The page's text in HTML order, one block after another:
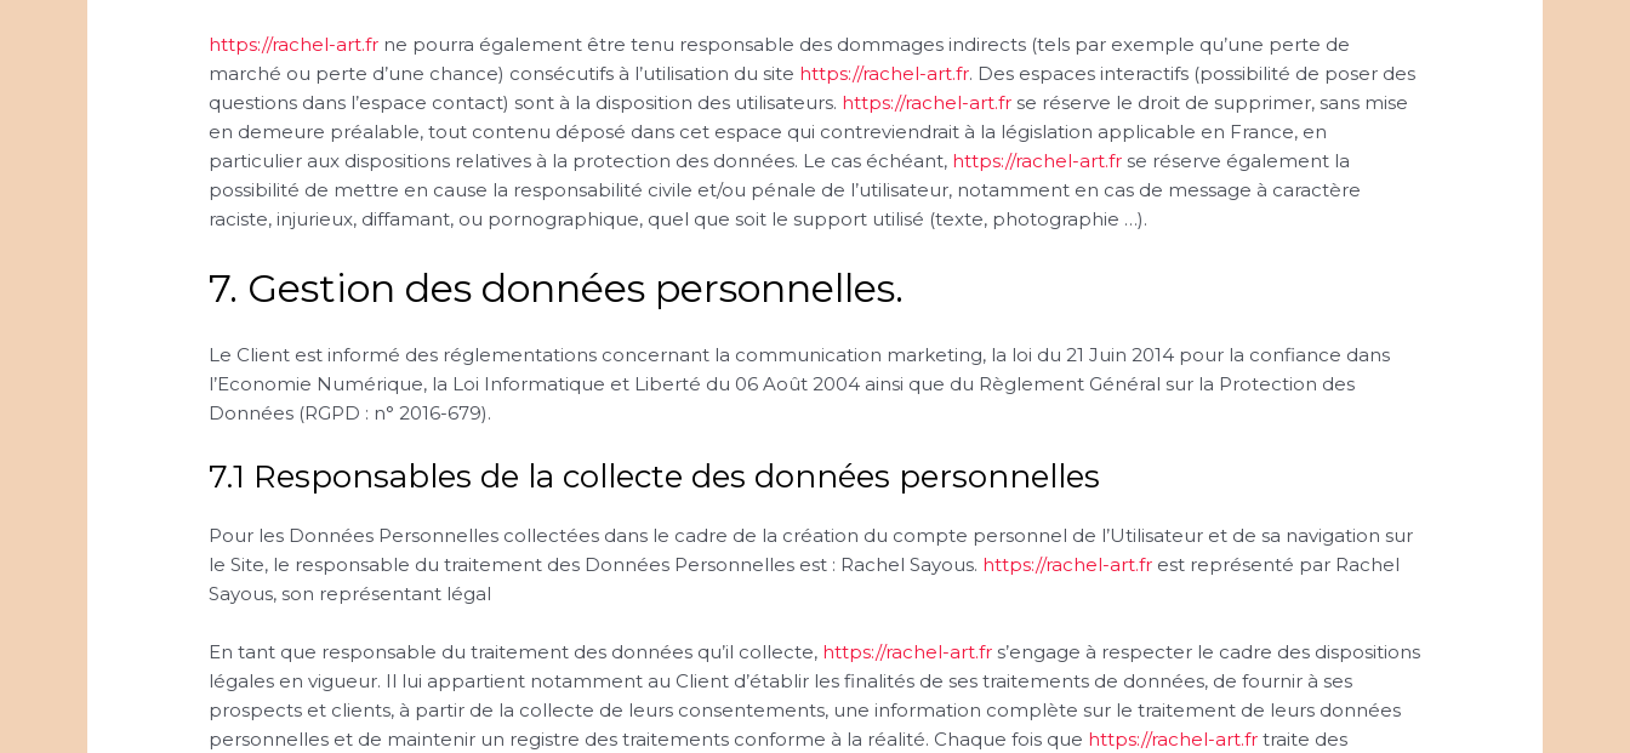
https://rachel-art.fr ne pourra également être tenu responsable des dommages indirects (tels par exemple qu’une perte de
marché ou perte d’une chance) consécutifs à l’utilisation du site https://rachel-art.fr. Des espaces interactifs (possibilité de poser des
questions dans l’espace contact) sont à la disposition des utilisateurs. https://rachel-art.fr se réserve le droit de supprimer, sans mise
en demeure préalable, tout contenu déposé dans cet espace qui contreviendrait à la législation applicable en France, en
particulier aux dispositions relatives à la protection des données. Le cas échéant, https://rachel-art.fr se réserve également la
possibilité de mettre en cause la responsabilité civile et/ou pénale de l’utilisateur, notamment en cas de message à caractère
raciste, injurieux, diffamant, ou pornographique, quel que soit le support utilisé (texte, photographie …).
7. Gestion des données personnelles.
Le Client est informé des réglementations concernant la communication marketing, la loi du 21 Juin 2014 pour la confiance dans
l’Economie Numérique, la Loi Informatique et Liberté du 06 Août 2004 ainsi que du Règlement Général sur la Protection des
Données (RGPD : n° 2016-679).
7.1 Responsables de la collecte des données personnelles
Pour les Données Personnelles collectées dans le cadre de la création du compte personnel de l’Utilisateur et de sa navigation sur
le Site, le responsable du traitement des Données Personnelles est : Rachel Sayous. https://rachel-art.fr est représenté par Rachel
Sayous, son représentant légal
En tant que responsable du traitement des données qu’il collecte, https://rachel-art.fr s’engage à respecter le cadre des dispositions
légales en vigueur. Il lui appartient notamment au Client d’établir les finalités de ses traitements de données, de fournir à ses
prospects et clients, à partir de la collecte de leurs consentements, une information complète sur le traitement de leurs données
personnelles et de maintenir un registre des traitements conforme à la réalité. Chaque fois que https://rachel-art.fr traite des